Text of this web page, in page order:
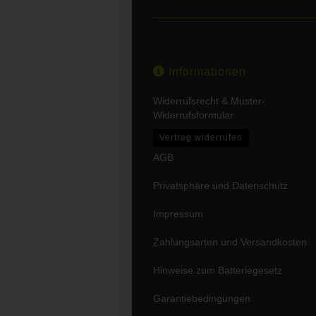
Informationen
Widerrufsrecht & Muster-
Widerrufsformular
Vertrag widerrufen
AGB
Privatsphäre und Datenschutz
Impressum
Zahlungsarten und Versandkosten
Hinweise zum Batteriegesetz
Garantiebedingungen